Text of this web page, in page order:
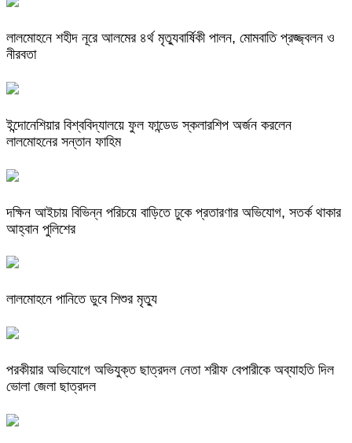
লালমোহনে শহীদ নূরে আলমের ৪র্থ মৃত্যুবার্ষিকী পালন, মোমবাতি প্রজ্জ্বলন ও
নীরবতা
ইন্দোনেশিয়ার বিশ্ববিদ্যালয়ে ফুল ফান্ডেড স্কলারশিপ অর্জন করলেন
লালমোহনের সন্তান ফাহিম
দক্ষিন আইচায় ‎বিভিন্ন পরিচয়ে বাড়িতে ঢুকে প্রতারণার অভিযোগ, সতর্ক থাকার
আহ্বান পুলিশের
লালমোহনে পানিতে ডুবে শিশুর মৃত্যু
পরকীয়ার অভিযোগে অভিযুক্ত ছাত্রদল নেতা শরীফ বেপারীকে অব্যাহতি দিল
ভোলা জেলা ছাত্রদল